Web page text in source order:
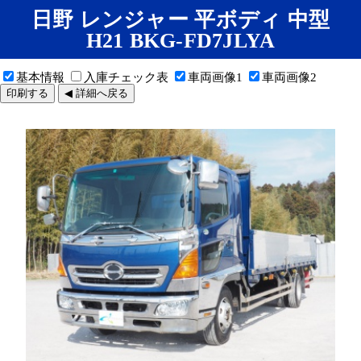
日野 レンジャー 平ボディ 中型
H21 BKG-FD7JLYA
基本情報 入庫チェック表 車両画像1 車両画像2
印刷する ◀ 詳細へ戻る